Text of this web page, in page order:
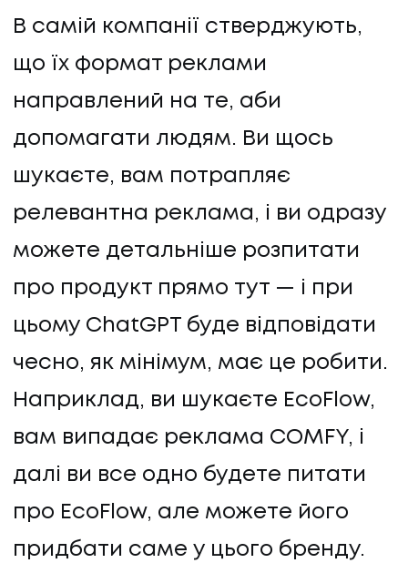
В самій компанії стверджують,
що їх формат реклами
направлений на те, аби
допомагати людям. Ви щось
шукаєте, вам потрапляє
релевантна реклама, і ви одразу
можете детальніше розпитати
про продукт прямо тут — і при
цьому СhatGPT буде відповідати
чесно, як мінімум, має це робити.
Наприклад, ви шукаєте EcoFlow,
вам випадає реклама COMFY, і
далі ви все одно будете питати
про EcoFlow, але можете його
придбати саме у цього бренду.